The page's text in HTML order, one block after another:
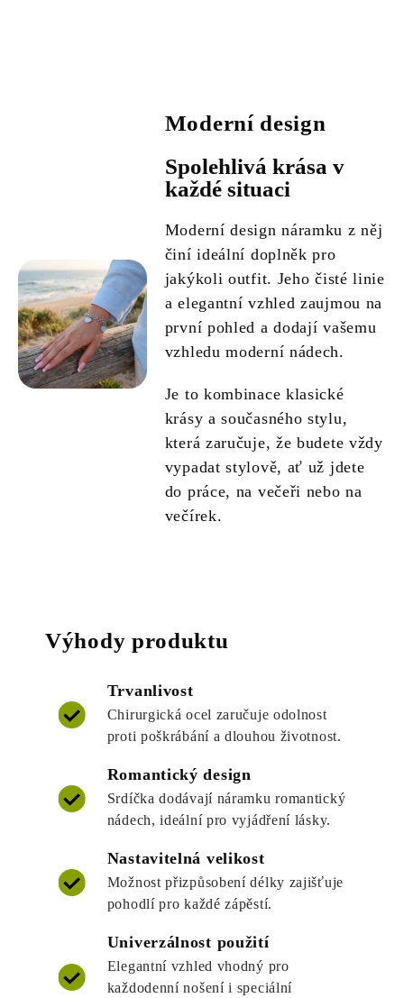
Moderní design
Spolehlivá krása v
každé situaci
Moderní design náramku z něj
činí ideální doplněk pro
jakýkoli outfit. Jeho čisté linie
a elegantní vzhled zaujmou na
první pohled a dodají vašemu
vzhledu moderní nádech.
Je to kombinace klasické
krásy a současného stylu,
která zaručuje, že budete vždy
vypadat stylově, ať už jdete
do práce, na večeři nebo na
večírek.
Výhody produktu
Trvanlivost
Chirurgická ocel zaručuje odolnost
proti poškrábání a dlouhou životnost.
Romantický design
Srdíčka dodávají náramku romantický
nádech, ideální pro vyjádření lásky.
Nastavitelná velikost
Možnost přizpůsobení délky zajišťuje
pohodlí pro každé zápěstí.
Univerzálnost použití
Elegantní vzhled vhodný pro
každodenní nošení i speciální